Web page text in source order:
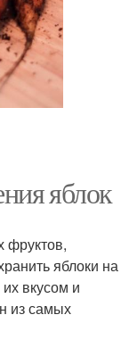
яблок
фруктов,
яблоки на
вкусом и
из самых